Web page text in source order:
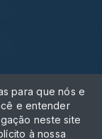
para que nós e
e entender
neste site
à nossa